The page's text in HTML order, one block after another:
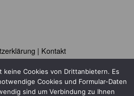
| Kontakt
keine Cookies von Drittanbietern. Es
Cookies und Formular-Daten
sind um Verbindung zu Ihnen